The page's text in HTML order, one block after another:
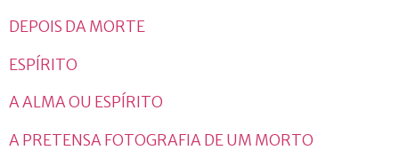
DEPOIS DA MORTE
ESPÍRITO
A ALMA OU ESPÍRITO
A PRETENSA FOTOGRAFIA DE UM MORTO